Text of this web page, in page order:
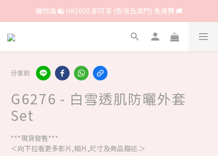
購物滿 🛍 HK$600 即可享 (香港及澳門) 免運費 🚚
分享到
G6276 - 白雪透肌防曬外套
Set
***現貨發售***
＜向下拉看更多影片,相片,尺寸及商品描述.＞